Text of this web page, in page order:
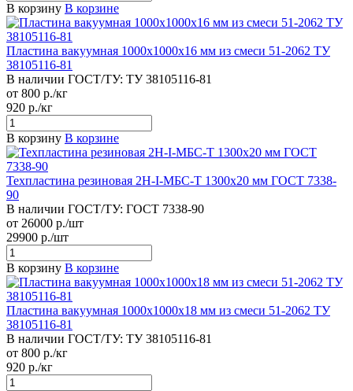
В корзину В корзине
Пластина вакуумная 1000х1000х16 мм из смеси 51-2062 ТУ
38105116-81
В наличии ГОСТ/ТУ: ТУ 38105116-81
от 800 р./кг
920 р./кг
В корзину В корзине
Техпластина резиновая 2Н-I-МБС-Т 1300х20 мм ГОСТ 7338-
90
В наличии ГОСТ/ТУ: ГОСТ 7338-90
от 26000 р./шт
29900 р./шт
В корзину В корзине
Пластина вакуумная 1000х1000х18 мм из смеси 51-2062 ТУ
38105116-81
В наличии ГОСТ/ТУ: ТУ 38105116-81
от 800 р./кг
920 р./кг